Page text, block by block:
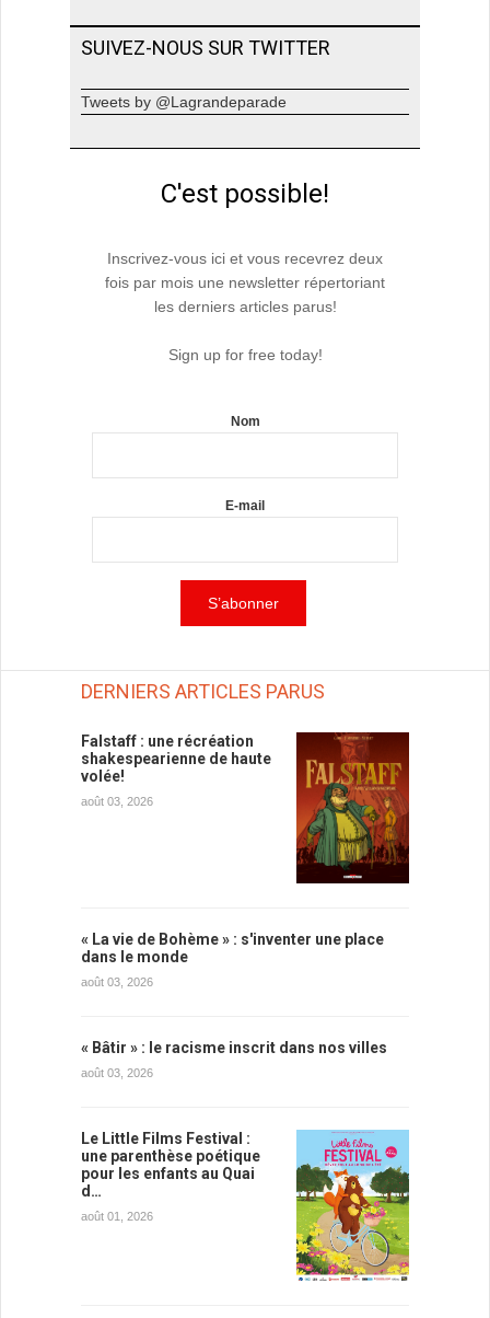
SUIVEZ-NOUS SUR TWITTER
Tweets by @Lagrandeparade
C'est possible!
Inscrivez-vous ici et vous recevrez deux
fois par mois une newsletter répertoriant
les derniers articles parus!
Sign up for free today!
Nom
E-mail
DERNIERS ARTICLES PARUS
Falstaff : une récréation
shakespearienne de haute
volée!
août 03, 2026
« La vie de Bohème » : s'inventer une place
dans le monde
août 03, 2026
« Bâtir » : le racisme inscrit dans nos villes
août 03, 2026
Le Little Films Festival :
une parenthèse poétique
pour les enfants au Quai
d…
août 01, 2026